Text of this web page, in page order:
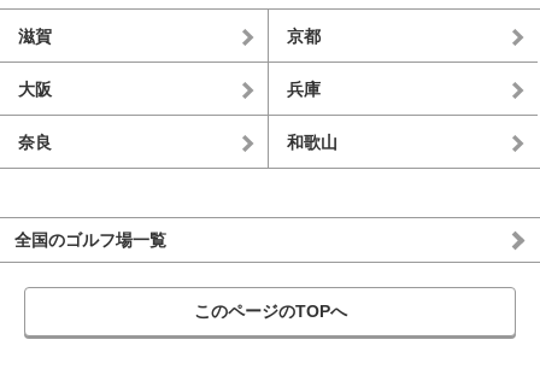
滋賀 京都
大阪 兵庫
奈良 和歌山
全国のゴルフ場一覧
このページのTOPへ